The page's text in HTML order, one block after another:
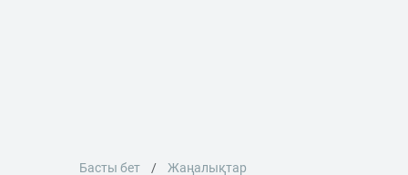
Басты бет Жаңалықтар